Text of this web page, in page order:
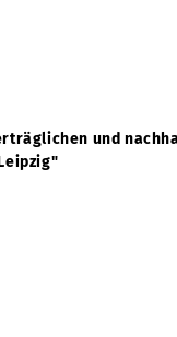
und